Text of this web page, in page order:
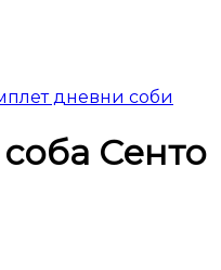
дневни соби
Сенто